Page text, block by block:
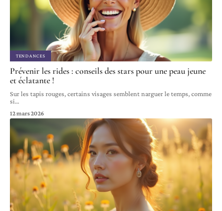
TENDANCES
Prévenir les rides : conseils des stars pour une peau jeune
et éclatante !
Sur les tapis rouges, certains visages semblent narguer le temps, comme
si…
12 mars 2026